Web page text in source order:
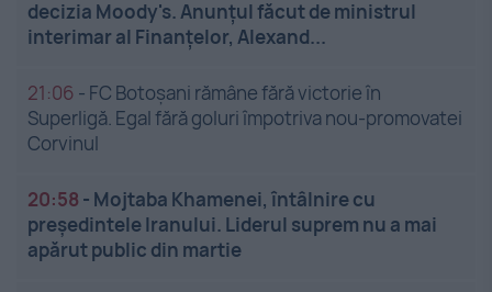
decizia Moody's. Anunțul făcut de ministrul
interimar al Finanțelor, Alexand...
21:06 - FC Botoșani rămâne fără victorie în
Superligă. Egal fără goluri împotriva nou-promovatei
Corvinul
20:58 - Mojtaba Khamenei, întâlnire cu
președintele Iranului. Liderul suprem nu a mai
apărut public din martie